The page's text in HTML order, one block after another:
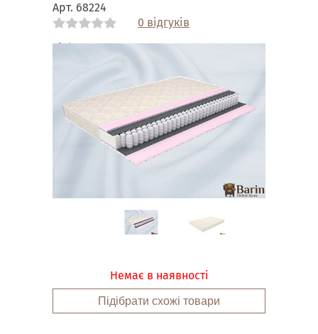
Арт. 68224
0 відгуків
Link
Link
Немає в наявності
Підібрати схожі товари